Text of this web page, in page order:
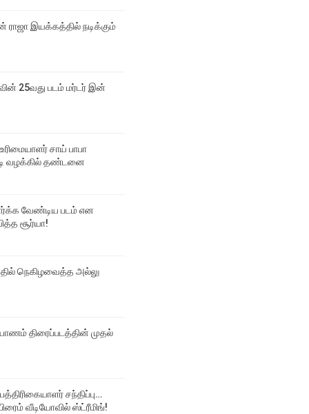
இயக்கத்தில் நடிக்கும்
25வது படம் மர்டர் இன்
சாய் பாபா
வழக்கில் தண்டனை
வேண்டிய படம் என
சூர்யா!
நெகிழவைத்த அல்லு
திரைப்படத்தின் முதல்
சந்திப்பு…
வீடியோவில் ஸ்ட்ரீமிங்!